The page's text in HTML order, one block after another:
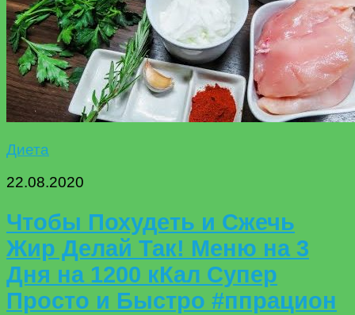
Диета
22.08.2020
Чтобы Похудеть и Сжечь
Жир Делай Так! Меню на 3
Дня на 1200 кКал Супер
Просто и Быстро #ппрацион